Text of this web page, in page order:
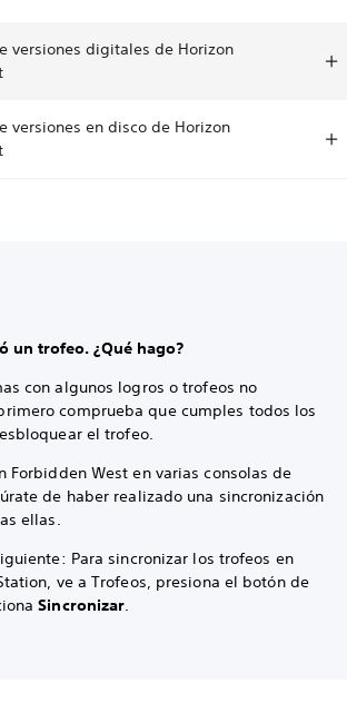
versiones digitales de Horizon
versiones en disco de Horizon
un trofeo. ¿Qué hago?
con algunos logros o trofeos no
comprueba que cumples todos los
el trofeo.
Forbidden West en varias consolas de
de haber realizado una sincronización
ellas.
Para sincronizar los trofeos en
ve a Trofeos, presiona el botón de
Sincronizar.